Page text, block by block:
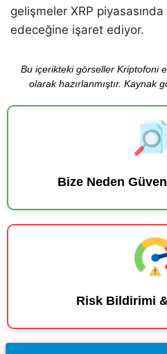
gelişmeler XRP
edeceğine işaret ediyor.
Bu içerikteki görseller Kriptofoni
olarak hazırlanmıştır. Kaynak
Bize Neden
Risk Bildirimi &